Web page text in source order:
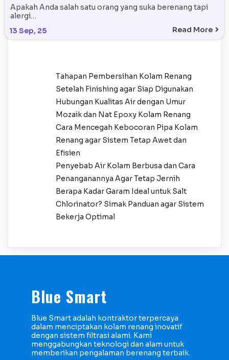
13 Sep, 25
Apakah Anda salah satu orang yang suka berenang tapi
alergi…
Read More
Tahapan Pembersihan Kolam Renang
Setelah Finishing agar Siap Digunakan
Hubungan Kualitas Air dengan Umur
Mozaik dan Nat Epoxy Kolam Renang
Cara Mencegah Kebocoran Pipa Kolam
Renang agar Sistem Tetap Awet dan
Efisien
Penyebab Air Kolam Berbusa dan Cara
Penanganannya Agar Tetap Jernih
Berapa Kadar Garam Ideal untuk Salt
Chlorinator? Simak Panduan agar Sistem
Bekerja Optimal
Blue Smart
Blue Smart adalah kontraktor terpercaya
dalam menciptakan kolam renang inovatif
dengan sistem filtrasi alami. Kami
menggabungkan teknologi dan alam untuk
memberikan pengalaman berenang terbaik.